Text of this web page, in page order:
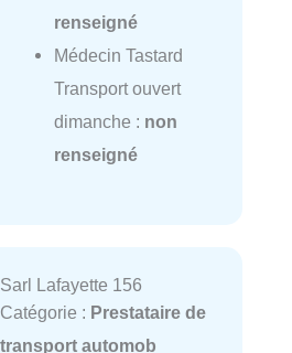
renseigné
Médecin Tastard
Transport ouvert
dimanche : non
renseigné
Sarl Lafayette 156
Catégorie : Prestataire de
transport automob